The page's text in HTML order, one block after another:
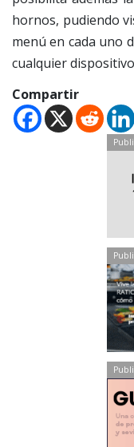
hornos, pudiendo
menú en cada uno
cualquier
Compartir